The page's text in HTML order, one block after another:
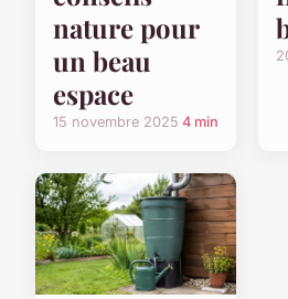
nature pour
un beau
espace
15 novembre 2025 4 min